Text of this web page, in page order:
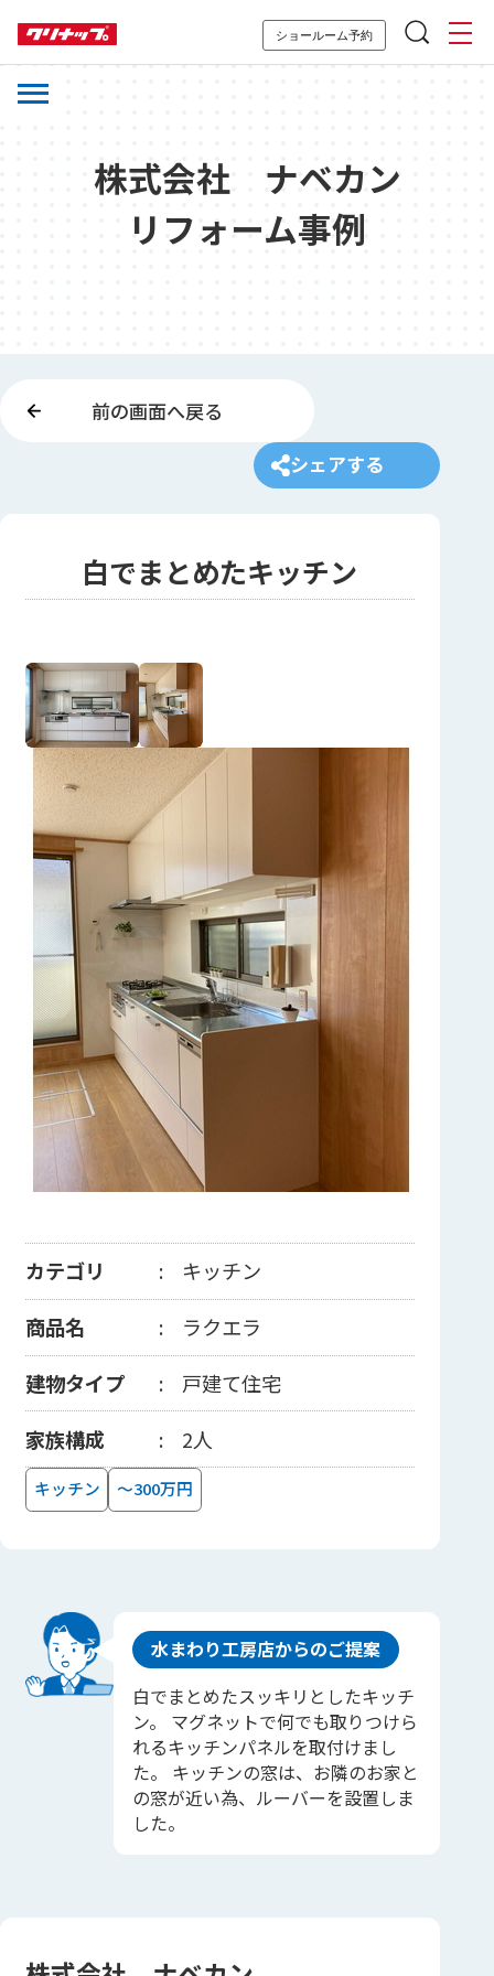
ショールーム予約
株式会社 ナベカン
リフォーム事例
前の画面へ戻る
シェアする
白でまとめたキッチン
カテゴリ
キッチン
商品名
ラクエラ
建物タイプ
戸建て住宅
家族構成
2人
キッチン ～300万円
水まわり工房店からのご提案
白でまとめたスッキリとしたキッチ
ン。 マグネットで何でも取りつけら
れるキッチンパネルを取付けまし
た。 キッチンの窓は、お隣のお家と
の窓が近い為、ルーバーを設置しま
した。